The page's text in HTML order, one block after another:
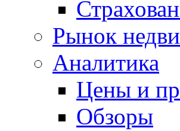
Рынок
Аналитика
Цены и
Обзоры